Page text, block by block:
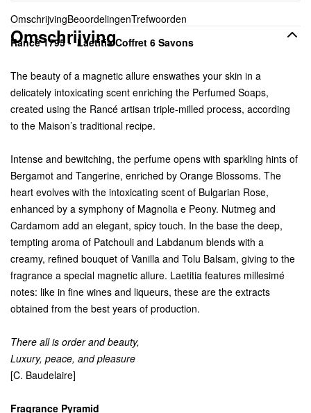
OmschrijvingBeoordelingenTrefwoorden
Omschrijving
Rancé 1795 - Laetitia Coffret 6 Savons
The beauty of a magnetic allure enswathes your skin in a
delicately intoxicating scent enriching the Perfumed Soaps,
created using the Rancé artisan triple-milled process, according
to the Maison’s traditional recipe.
Intense and bewitching, the perfume opens with sparkling hints of
Bergamot and Tangerine, enriched by Orange Blossoms. The
heart evolves with the intoxicating scent of Bulgarian Rose,
enhanced by a symphony of Magnolia e Peony. Nutmeg and
Cardamom add an elegant, spicy touch. In the base the deep,
tempting aroma of Patchouli and Labdanum blends with a
creamy, refined bouquet of Vanilla and Tolu Balsam, giving to the
fragrance a special magnetic allure. Laetitia features millesimé
notes: like in fine wines and liqueurs, these are the extracts
obtained from the best years of production.
There all is order and beauty,
Luxury, peace, and pleasure
[C. Baudelaire]
Fragrance Pyramid